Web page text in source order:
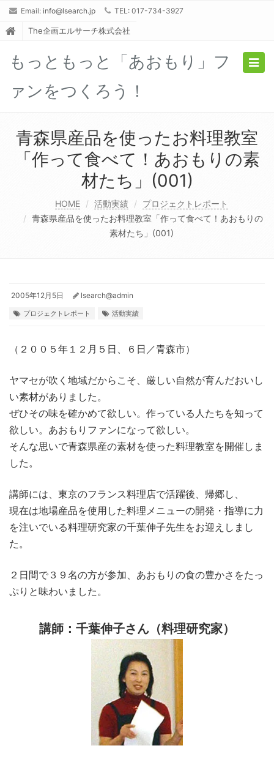
Email: info@lsearch.jp TEL: 017-734-3927
The企画エルサーチ株式会社
もっともっと「あおもり」フ
ァンをつくろう！
青森県産品を使ったお料理教室
「作って食べて！あおもりの素
材たち」(001)
HOME 活動実績
プロジェクトレポート
青森県産品を使ったお料理教室「作って食べて！あおもりの
素材たち」(001)
2005年12月5日 lsearch@admin
プロジェクトレポート 活動実績
（２００５年１２月５日、６日／青森市）
ヤマセが吹く地域だからこそ、厳しい自然が育んだおいし
い素材がありました。
ぜひその味を確かめて欲しい。作っている人たちを知って
欲しい。あおもりファンになって欲しい。
そんな思いで青森県産の素材を使った料理教室を開催しま
した。
講師には、東京のフランス料理店で活躍後、帰郷し、
現在は地場産品を使用した料理メニューの開発・指導に力
を注いでいる料理研究家の千葉伸子先生をお迎えしまし
た。
２日間で３９名の方が参加、あおもりの食の豊かさをたっ
ぷりと味わいました。
講師：千葉伸子さん（料理研究家）